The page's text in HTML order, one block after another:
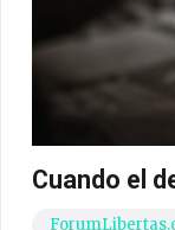
Cuando el